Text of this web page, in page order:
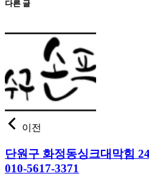
다른 글
이전
단원구 화정동싱크대막힘
010-5617-3371